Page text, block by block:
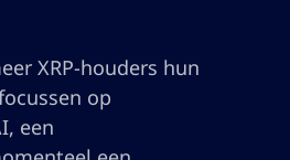
XRP-houders hun
op
een